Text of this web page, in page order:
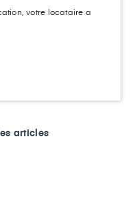
votre locataire a
articles